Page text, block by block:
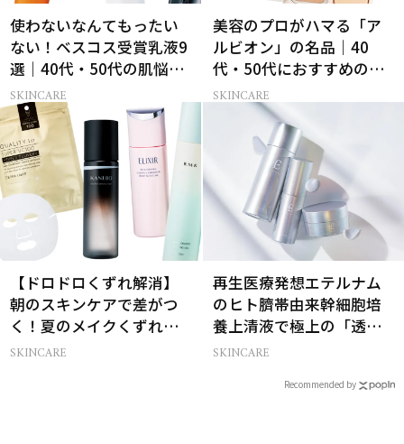
使わないなんてもったい
ない！ベスコス受賞乳液9
選｜40代・50代の肌悩み
別まとめ
SKINCARE
美容のプロがハマる「ア
ルビオン」の名品｜40
代・50代におすすめのベ
スコス受賞コスメ
SKINCARE
【ドロドロくずれ解消】
朝のスキンケアで差がつ
く！夏のメイクくずれ防
止術
SKINCARE
再生医療発想エテルナム
のヒト臍帯由来幹細胞培
養上清液で極上の「透明
感ハリ肌」へ
SKINCARE
Recommended by